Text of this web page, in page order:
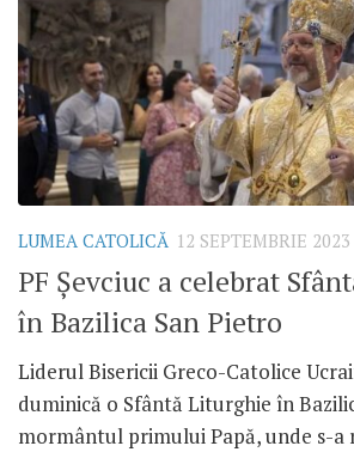
LUMEA CATOLICĂ 12 SEPTEMBRIE 2023
PF Șevciuc a celebrat
în Bazilica San Pietro
Liderul Bisericii Greco-Catolice
duminică o Sfântă Liturghie în
mormântul primului Papă, unde s-a